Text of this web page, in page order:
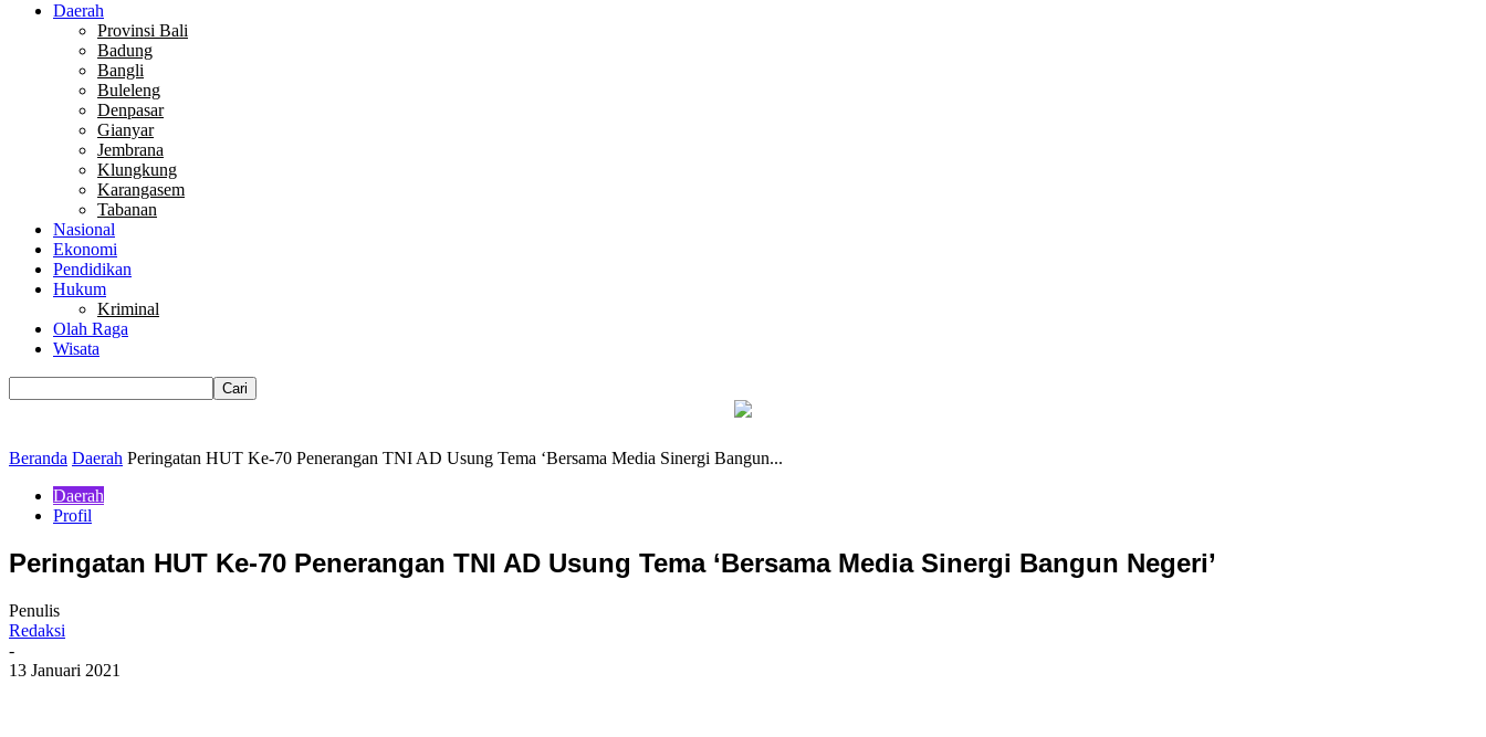
Daerah
Provinsi Bali
Badung
Bangli
Buleleng
Denpasar
Gianyar
Jembrana
Klungkung
Karangasem
Tabanan
Nasional
Ekonomi
Pendidikan
Hukum
Kriminal
Olah Raga
Wisata
Beranda Daerah Peringatan HUT Ke-70 Penerangan TNI AD Usung Tema ‘Bersama Media Sinergi Bangun...
Daerah
Profil
Peringatan HUT Ke-70 Penerangan TNI AD Usung Tema ‘Bersama Media Sinergi Bangun Negeri’
Penulis
Redaksi
-
13 Januari 2021